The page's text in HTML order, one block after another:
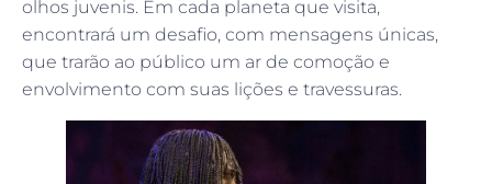
olhos juvenis. Em cada planeta que visita,
encontrará um desafio, com mensagens únicas,
que trarão ao público um ar de comoção e
envolvimento com suas lições e travessuras.